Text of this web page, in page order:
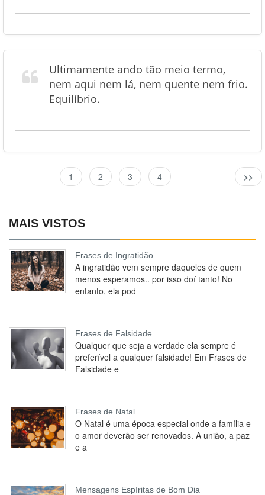
Ultimamente ando tão meio termo,
nem aqui nem lá, nem quente nem frio.
Equilíbrio.
1 2 3 4 >>
MAIS VISTOS
Frases de Ingratidão
A ingratidão vem sempre daqueles de quem
menos esperamos.. por isso doí tanto! No
entanto, ela pod
Frases de Falsidade
Qualquer que seja a verdade ela sempre é
preferível a qualquer falsidade! Em Frases de
Falsidade e
Frases de Natal
O Natal é uma época especial onde a família e
o amor deverão ser renovados. A união, a paz
e a
Mensagens Espíritas de Bom Dia